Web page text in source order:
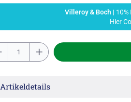
Villeroy & Boch | 10%
Hier
Artikeldetails